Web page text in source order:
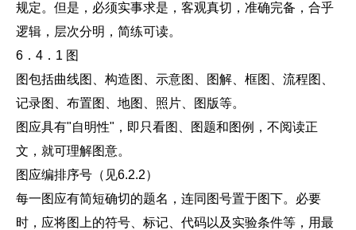
规定。但是，必须实事求是，客观真切，准确完备，合乎
逻辑，层次分明，简练可读。
6．4．1 图
图包括曲线图、构造图、示意图、图解、框图、流程图、
记录图、布置图、地图、照片、图版等。
图应具有"自明性"，即只看图、图题和图例，不阅读正
文，就可理解图意。
图应编排序号（见6.2.2）
每一图应有简短确切的题名，连同图号置于图下。必要
时，应将图上的符号、标记、代码以及实验条件等，用最